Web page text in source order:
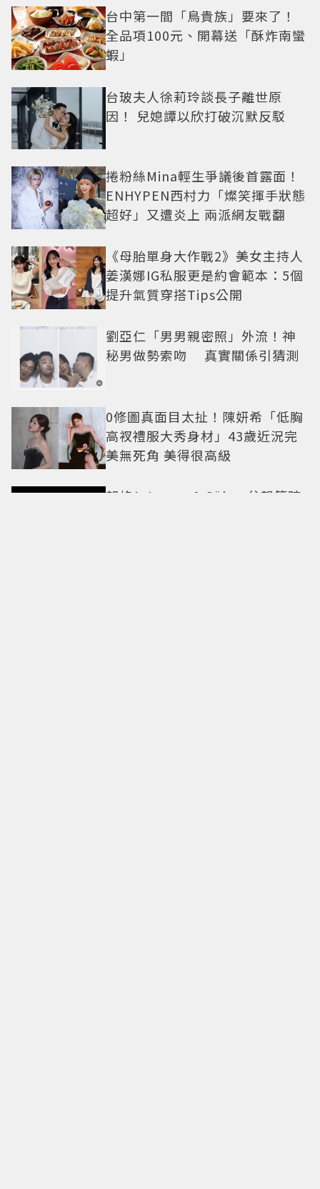
台中第一間「鳥貴族」要來了！
全品項100元、開幕送「酥炸南蠻
蝦」
台玻夫人徐莉玲談長子離世原
因！ 兒媳譚以欣打破沉默反駁
捲粉絲Mina輕生爭議後首露面！
ENHYPEN西村力「燦笑揮手狀態
超好」又遭炎上 兩派網友戰翻
《母胎單身大作戰2》美女主持人
姜漢娜IG私服更是約會範本：5個
提升氣質穿搭Tips公開
劉亞仁「男男親密照」外流！神
秘男做勢索吻 真實關係引猜測
0修圖真面目太扯！陳妍希「低胸
高衩禮服大秀身材」43歲近況完
美無死角 美得很高級
朗格A. Lange & Söhne父親節時